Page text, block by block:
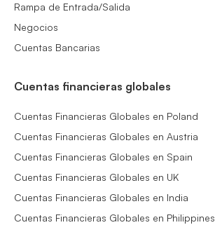
Rampa de Entrada/Salida
Negocios
Cuentas Bancarias
Cuentas financieras globales
Cuentas Financieras Globales en Poland
Cuentas Financieras Globales en Austria
Cuentas Financieras Globales en Spain
Cuentas Financieras Globales en UK
Cuentas Financieras Globales en India
Cuentas Financieras Globales en Philippines